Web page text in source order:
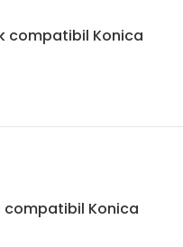
compatibil Konica
compatibil Konica